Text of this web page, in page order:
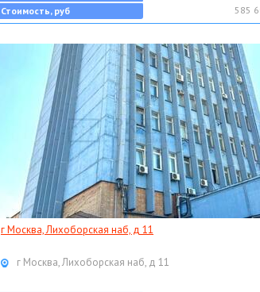
Стоимость, руб
585
г Москва, Лихоборская наб, д 11
г Москва, Лихоборская наб, д 11